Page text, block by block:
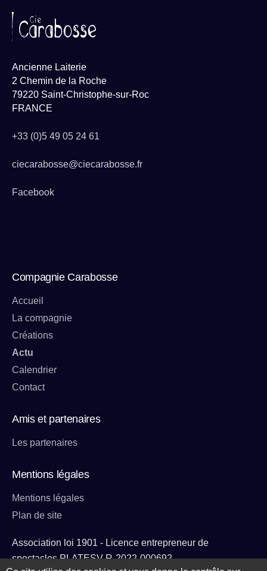
Ancienne Laiterie
2 Chemin de la Roche
79220 Saint-Christophe-sur-Roc
FRANCE
+33 (0)5 49 05 24 61
ciecarabosse@ciecarabosse.fr
Facebook
Compagnie Carabosse
Accueil
La compagnie
Créations
Actu
Calendrier
Contact
Amis et partenaires
Les partenaires
Mentions légales
Mentions légales
Plan de site
Association loi 1901 - Licence entrepreneur de
spectacles PLATESV-R-2022-000692